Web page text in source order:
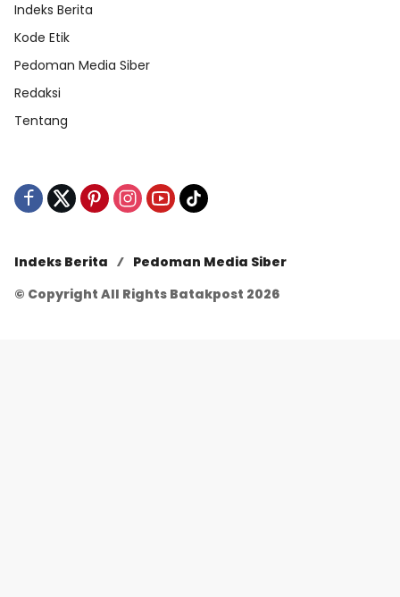
Indeks Berita
Kode Etik
Pedoman Media Siber
Redaksi
Tentang
Indeks Berita
Pedoman Media Siber
© Copyright All Rights Batakpost 2026